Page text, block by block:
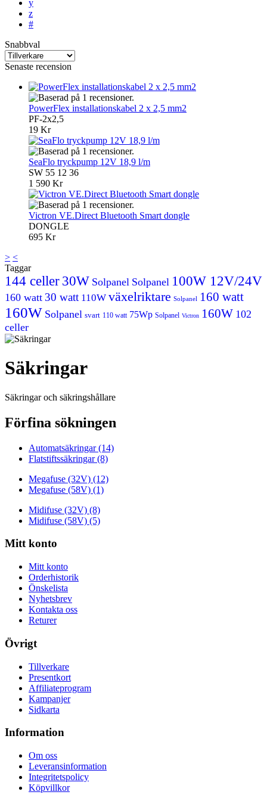
y
z
#
Snabbval
Senaste recension
PowerFlex installationskabel 2 x 2,5 mm2
PF-2x2,5
19 Kr
SeaFlo tryckpump 12V 18,9 l/m
SW 55 12 36
1 590 Kr
Victron VE.Direct Bluetooth Smart dongle
DONGLE
695 Kr
> <
Taggar
144 celler 30W Solpanel Solpanel 100W 12V/24V
160 watt 30 watt 110W växelriktare Solpanel 160 watt
160W Solpanel svart 110 watt 75Wp Solpanel Victron 160W 102
celler
Säkringar
Säkringar och säkringshållare
Förfina sökningen
Automatsäkringar (14)
Flatstiftssäkringar (8)
Megafuse (32V) (12)
Megafuse (58V) (1)
Midifuse (32V) (8)
Midifuse (58V) (5)
Mitt konto
Mitt konto
Orderhistorik
Önskelista
Nyhetsbrev
Kontakta oss
Returer
Övrigt
Tillverkare
Presentkort
Affiliateprogram
Kampanjer
Sidkarta
Information
Om oss
Leveransinformation
Integritetspolicy
Köpvillkor